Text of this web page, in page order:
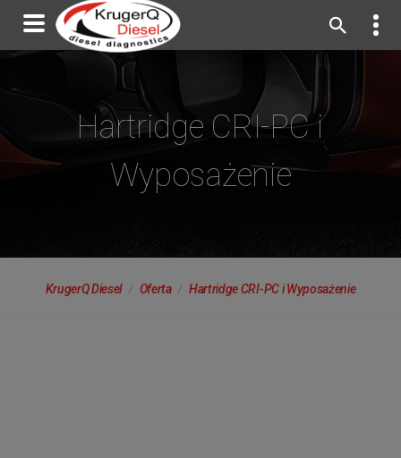
Hartridge CRI-PC i
Wyposażenie
KrugerQ Diesel Oferta Hartridge CRI-PC i Wyposażenie